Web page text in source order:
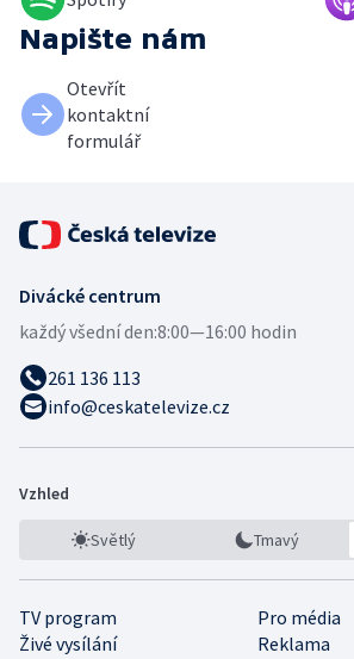
Napište nám
Otevřít
kontaktní
formulář
Divácké centrum
každý všední den:8:00—16:00 hodin
261 136 113
info@ceskatelevize.cz
Vzhled
Světlý Tmavý
TV program
Pro média
Živé vysílání
Reklama